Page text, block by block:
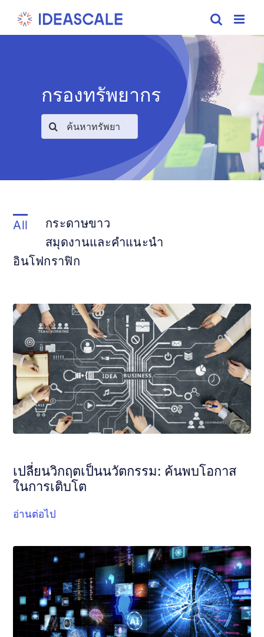
กรองทรัพยากร
Search
for:
All
กระดาษขาว
สมุดงานและคำแนะนำ
อินโฟกราฟิก
เปลี่ยนวิกฤตเป็นนวัตกรรม: ค้นพบโอกาส
ในการเติบโต
อ่านต่อไป